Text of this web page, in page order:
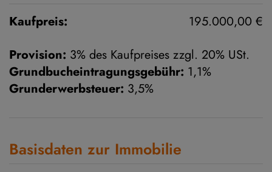
Kaufpreis:
195.000,00 €
Provision: 3% des Kaufpreises zzgl. 20% USt.
Grundbucheintragungsgebühr: 1,1%
Grunderwerbsteuer: 3,5%
Basisdaten zur Immobilie